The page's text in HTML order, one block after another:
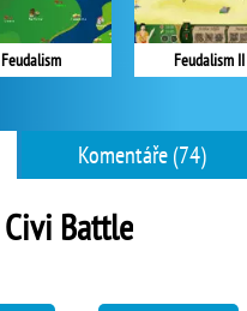
Feudalism Feudalism II
Komentáře (74)
Civi Battle